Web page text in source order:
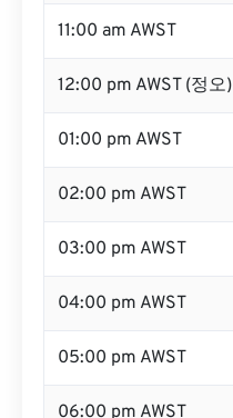
11:00 am AWST
12:00 pm AWST (정오)
01:00 pm AWST
02:00 pm AWST
03:00 pm AWST
04:00 pm AWST
05:00 pm AWST
06:00 pm AWST